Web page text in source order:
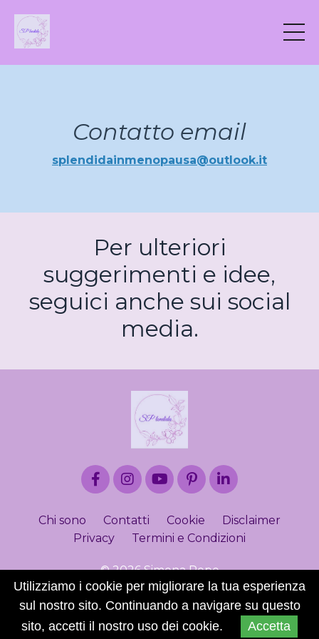
Contatto email
splendidainmenopausa@outlook.it
Per ulteriori
suggerimenti e idee,
seguici anche sui social
media.
Chi sono Contatti Cookie
Disclaimer
Privacy
Termini e Condizioni
© 2026 Simona Pepe
Powered by Kajabi
Utilizziamo i cookie per migliorare la tua esperienza
sul nostro sito. Continuando a navigare su questo
sito, accetti il nostro uso dei cookie.
Accetta